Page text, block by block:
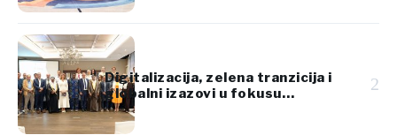
Digitalizacija, zelena tranzicija i
globalni izazovi u fokusu
konferencije UN MSMEs Day
2026
2